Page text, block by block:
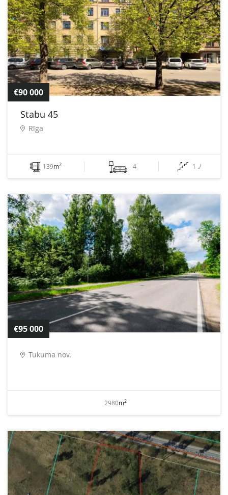
€90 000
Stabu 45
Rīga
139m2 4 1 ./
€95 000
Tukuma nov.
2980m2